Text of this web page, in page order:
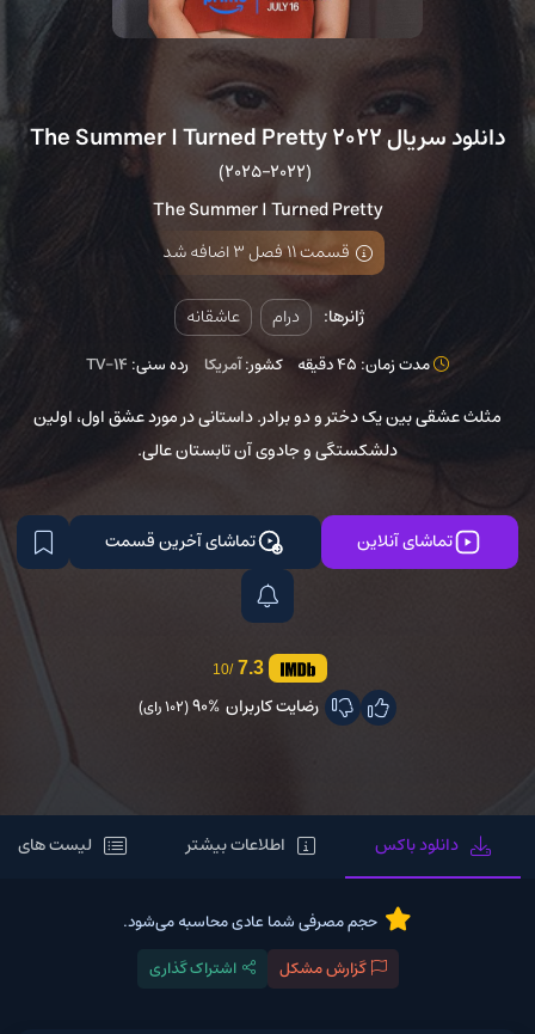
دانلود سریال The Summer I Turned Pretty 2022
(2022–2025)
The Summer I Turned Pretty
قسمت 11 فصل 3 اضافه شد
ژانرها: درام عاشقانه
مدت زمان: 45 دقیقه کشور:آمریکا رده سنی: TV-14
مثلث عشقی بین یک دختر و دو برادر. داستانی در مورد عشق اول، اولین
دلشکستگی و جادوی آن تابستان عالی.
تماشای آنلاین تماشای آخرین قسمت
7.3
/10
رضایت کاربران 90%(102 رای)
دانلود باکس اطلاعات بیشتر لیست های
حجم مصرفی شما عادی محاسبه می‌شود.
گزارش مشکل
اشتراک گذاری